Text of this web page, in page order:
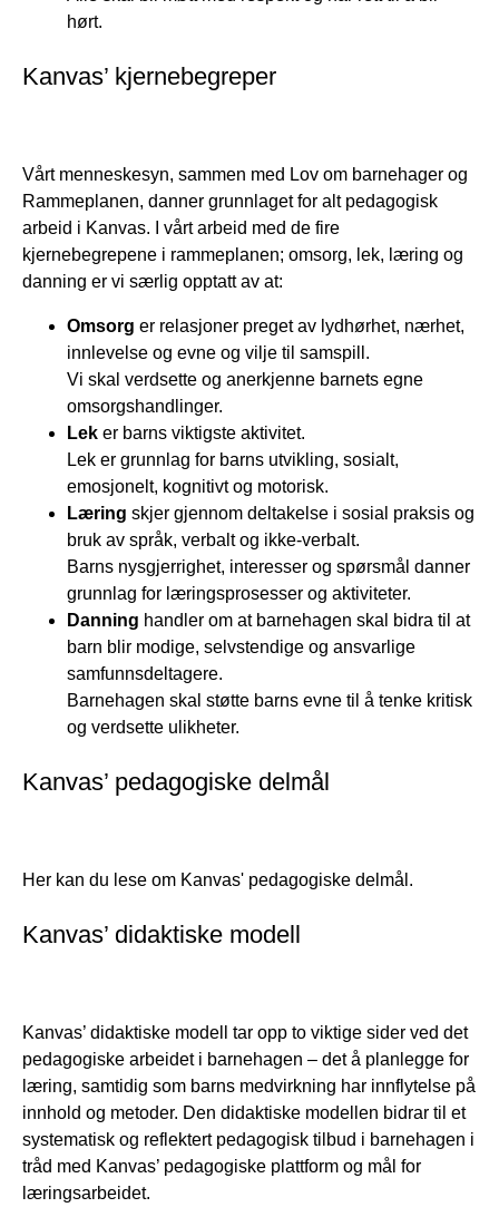
hørt.
Kanvas’ kjernebegreper
Vårt menneskesyn, sammen med Lov om barnehager og
Rammeplanen, danner grunnlaget for alt pedagogisk
arbeid i Kanvas. I vårt arbeid med de fire
kjernebegrepene i rammeplanen; omsorg, lek, læring og
danning er vi særlig opptatt av at:
Omsorg er relasjoner preget av lydhørhet, nærhet,
innlevelse og evne og vilje til samspill.
Vi skal verdsette og anerkjenne barnets egne
omsorgshandlinger.
Lek er barns viktigste aktivitet.
Lek er grunnlag for barns utvikling, sosialt,
emosjonelt, kognitivt og motorisk.
Læring skjer gjennom deltakelse i sosial praksis og
bruk av språk, verbalt og ikke-verbalt.
Barns nysgjerrighet, interesser og spørsmål danner
grunnlag for læringsprosesser og aktiviteter.
Danning handler om at barnehagen skal bidra til at
barn blir modige, selvstendige og ansvarlige
samfunnsdeltagere.
Barnehagen skal støtte barns evne til å tenke kritisk
og verdsette ulikheter.
Kanvas’ pedagogiske delmål
Her kan du lese om Kanvas' pedagogiske delmål.
Kanvas’ didaktiske modell
Kanvas’ didaktiske modell tar opp to viktige sider ved det
pedagogiske arbeidet i barnehagen – det å planlegge for
læring, samtidig som barns medvirkning har innflytelse på
innhold og metoder. Den didaktiske modellen bidrar til et
systematisk og reflektert pedagogisk tilbud i barnehagen i
tråd med Kanvas’ pedagogiske plattform og mål for
læringsarbeidet.